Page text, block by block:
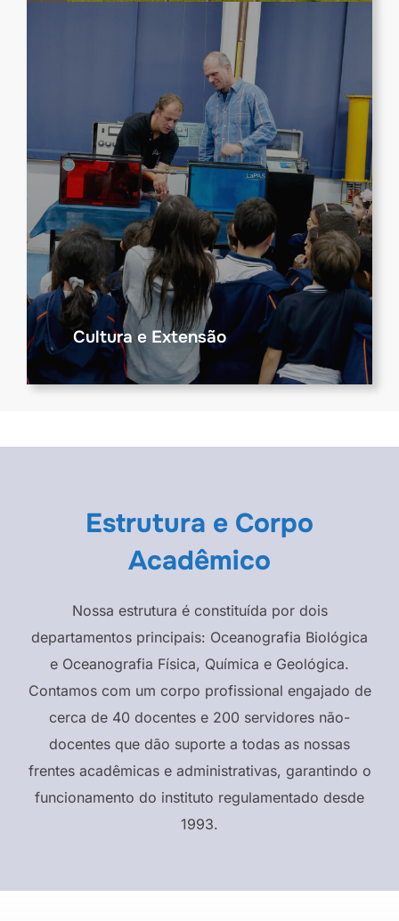
Cultura e Extensão
Estrutura e Corpo
Acadêmico
Nossa estrutura é constituída por dois
departamentos principais: Oceanografia Biológica
e Oceanografia Física, Química e Geológica.
Contamos com um corpo profissional engajado de
cerca de 40 docentes e 200 servidores não-
docentes que dão suporte a todas as nossas
frentes acadêmicas e administrativas, garantindo o
funcionamento do instituto regulamentado desde
1993.